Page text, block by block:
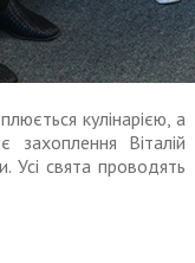
кулінарією, а
Віталій
Усі свята проводять